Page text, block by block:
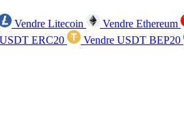
Vendre Litecoin Vendre Ethereum
ERC20 Vendre USDT BEP20